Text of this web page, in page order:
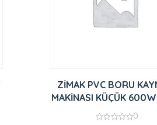
ZİMAK PVC BORU
MAKİNASI KÜÇÜK
0